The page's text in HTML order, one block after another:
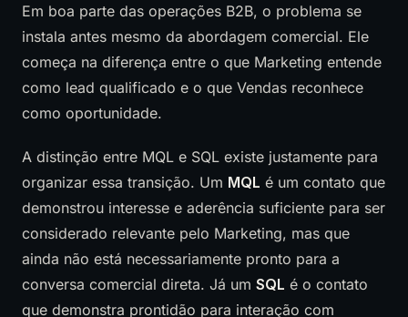
Em boa parte das operações B2B, o problema se
instala antes mesmo da abordagem comercial. Ele
começa na diferença entre o que Marketing entende
como lead qualificado e o que Vendas reconhece
como oportunidade.
A distinção entre MQL e SQL existe justamente para
organizar essa transição. Um MQL é um contato que
demonstrou interesse e aderência suficiente para ser
considerado relevante pelo Marketing, mas que
ainda não está necessariamente pronto para a
conversa comercial direta. Já um SQL é o contato
que demonstra prontidão para interação com